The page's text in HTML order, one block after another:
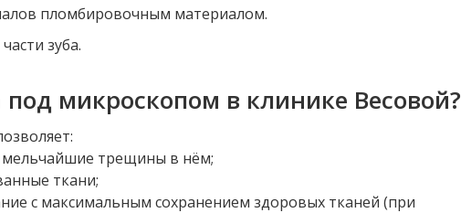
пломбировочным материалом.
зуба.
микроскопом в клинике Весовой?
мельчайшие трещины в нём;
ткани;
с максимальным сохранением здоровых тканей (при